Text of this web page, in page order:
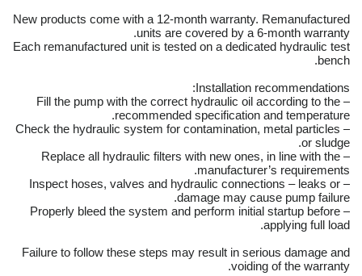
New products come with a 12-month warranty. Remanufactured
units are covered by a 6-month warranty.
Each remanufactured unit is tested on a dedicated hydraulic test
bench.
Installation recommendations:
– Fill the pump with the correct hydraulic oil according to the
recommended specification and temperature.
– Check the hydraulic system for contamination, metal particles
or sludge.
– Replace all hydraulic filters with new ones, in line with the
manufacturer’s requirements.
– Inspect hoses, valves and hydraulic connections – leaks or
damage may cause pump failure.
– Properly bleed the system and perform initial startup before
applying full load.
Failure to follow these steps may result in serious damage and
voiding of the warranty.